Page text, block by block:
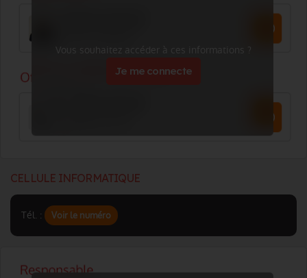
Vous souhaitez accéder à ces informations ?
Je me connecte
CELLULE INFORMATIQUE
Tél. : Voir le numéro